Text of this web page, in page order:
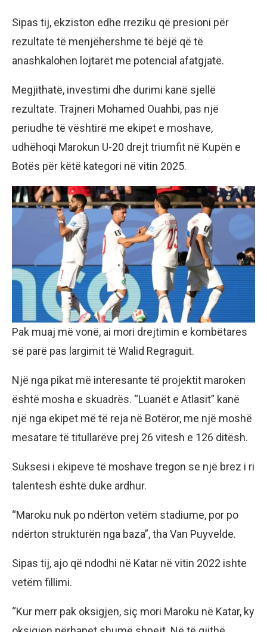
Sipas tij, ekziston edhe rreziku që presioni për
rezultate të menjëhershme të bëjë që të
anashkalohen lojtarët me potencial afatgjatë.
Megjithatë, investimi dhe durimi kanë sjellë
rezultate. Trajneri Mohamed Ouahbi, pas një
periudhe të vështirë me ekipet e moshave,
udhëhoqi Marokun U-20 drejt triumfit në Kupën e
Botës për këtë kategori në vitin 2025.
Pak muaj më vonë, ai mori drejtimin e kombëtares
së parë pas largimit të Walid Regraguit.
Një nga pikat më interesante të projektit maroken
është mosha e skuadrës. “Luanët e Atlasit” kanë
një nga ekipet më të reja në Botëror, me një moshë
mesatare të titullarëve prej 26 vitesh e 126 ditësh.
Suksesi i ekipeve të moshave tregon se një brez i ri
talentesh është duke ardhur.
“Maroku nuk po ndërton vetëm stadiume, por po
ndërton strukturën nga baza”, tha Van Puyvelde.
Sipas tij, ajo që ndodhi në Katar në vitin 2022 ishte
vetëm fillimi.
“Kur merr pak oksigjen, siç mori Maroku në Katar, ky